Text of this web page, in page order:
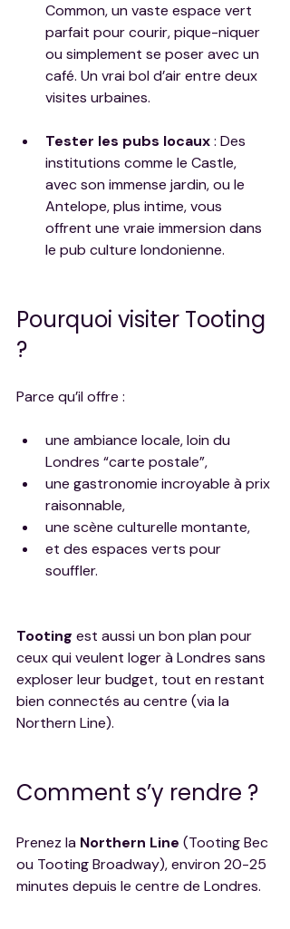
Common, un vaste espace vert
parfait pour courir, pique-niquer
ou simplement se poser avec un
café. Un vrai bol d’air entre deux
visites urbaines.
Tester les pubs locaux : Des
institutions comme le Castle,
avec son immense jardin, ou le
Antelope, plus intime, vous
offrent une vraie immersion dans
le pub culture londonienne.
Pourquoi visiter Tooting
?
Parce qu’il offre :
une ambiance locale, loin du
Londres “carte postale”,
une gastronomie incroyable à prix
raisonnable,
une scène culturelle montante,
et des espaces verts pour
souffler.
Tooting est aussi un bon plan pour
ceux qui veulent loger à Londres sans
exploser leur budget, tout en restant
bien connectés au centre (via la
Northern Line).
Comment s’y rendre ?
Prenez la Northern Line (Tooting Bec
ou Tooting Broadway), environ 20-25
minutes depuis le centre de Londres.